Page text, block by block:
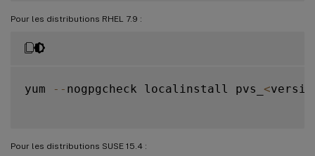
Pour les distributions RHEL 7.9 :
yum -- nogpgcheck localinstall pvs_ <
Pour les distributions SUSE 15.4 :